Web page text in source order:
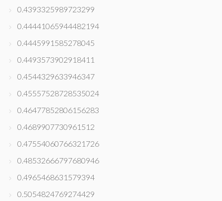
0.4393325989723299
0.44441065944482194
0.4445991585278045
0.4493573902918411
0.4544329633946347
0.45557528728535024
0.46477852806156283
0.4689907730961512
0.47554060766321726
0.48532666797680946
0.4965468631579394
0.5054824769274429